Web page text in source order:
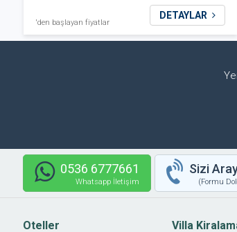
'den başlayan fiyatlar
DETAYLAR
0536 6777661
Whatsapp İletişim
Sizi
(Formu
Oteller Villa